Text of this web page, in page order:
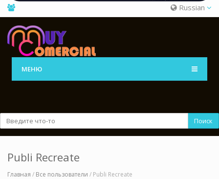
Russian
МЕНЮ
Поиск
Publi Recreate
Главная / Все пользователи / Publi Recreate